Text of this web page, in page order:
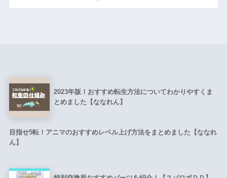
2023年版！おすすめ転生方法についてわかりやすくま
とめました【ななれん】
目指せ5転！アニマのおすすめレベル上げ方法をまとめました【ななれ
ん】